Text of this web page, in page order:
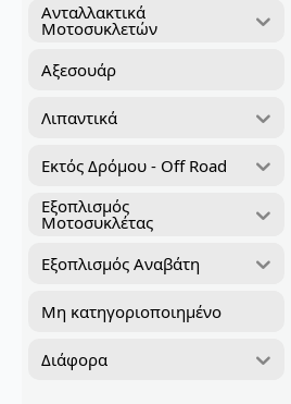
Ανταλλακτικά
Μοτοσυκλετών
Αξεσουάρ
Λιπαντικά
Εκτός Δρόμου - Off Road
Εξοπλισμός
Μοτοσυκλέτας
Εξοπλισμός Αναβάτη
Μη κατηγοριοποιημένο
Διάφορα